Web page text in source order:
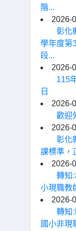
階...
2026-
彰化
學年度第
段...
2026-
115
日
2026-
歡迎
2026-
彰化
課標準，
2026-
轉知
小現職教
2026-
轉知
國小非現